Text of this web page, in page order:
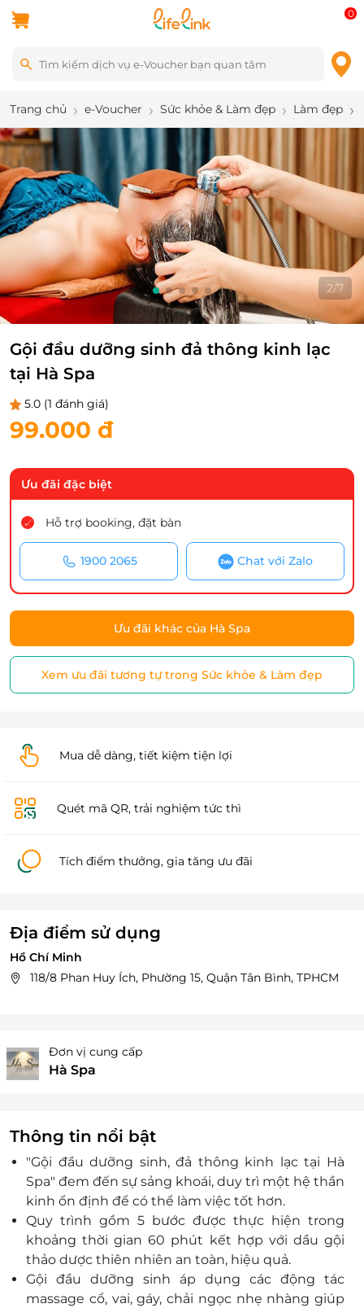
0
Trang chủ e-Voucher Sức khỏe & Làm đẹp Làm đẹp
2/7
Gội đầu dưỡng sinh đả thông kinh lạc
tại Hà Spa
5.0 (1 đánh giá)
99.000 đ
Ưu đãi đặc biệt
Hỗ trợ booking, đặt bàn
1900 2065 Chat với Zalo
Ưu đãi khác của Hà Spa
Xem ưu đãi tương tự trong Sức khỏe & Làm đẹp
Mua dễ dàng, tiết kiệm tiện lợi
Quét mã QR, trải nghiệm tức thì
Tích điểm thưởng, gia tăng ưu đãi
Địa điểm sử dụng
Hồ Chí Minh
118/8 Phan Huy Ích, Phường 15, Quận Tân Bình, TPHCM
Đơn vị cung cấp
Hà Spa
Thông tin nổi bật
"Gội đầu dưỡng sinh, đả thông kinh lạc tại Hà
Spa" đem đến sự sảng khoái, duy trì một hệ thần
kinh ổn định để có thể làm việc tốt hơn.
Quy trình gồm 5 bước được thực hiện trong
khoảng thời gian 60 phút kết hợp với dầu gội
thảo dược thiên nhiên an toàn, hiệu quả.
Gội đầu dưỡng sinh áp dụng các động tác
massage cổ, vai, gáy, chải ngọc nhẹ nhàng giúp